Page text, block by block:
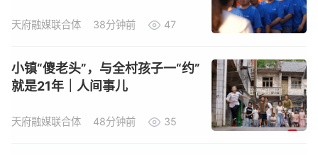
天府融媒联合体 38分钟前 47
小镇“傻老头”，与全村孩子一“约”
就是21年｜人间事儿
天府融媒联合体 48分钟前 35